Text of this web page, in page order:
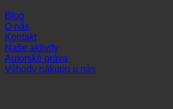
Blog
O nás
Kontakt
Naše aktivity
Autorské práva
Výhody nákupu u nás